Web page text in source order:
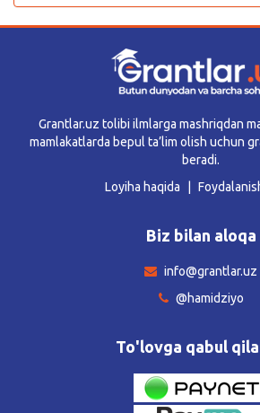
Grantlar.uz tolibi ilmlarga mashriqdan
mamlakatlarda bepul ta’lim olish uchun
beradi.
Loyiha haqida
Biz bilan aloqa
info@grantlar.uz
@hamidziyo
To'lovga qabul